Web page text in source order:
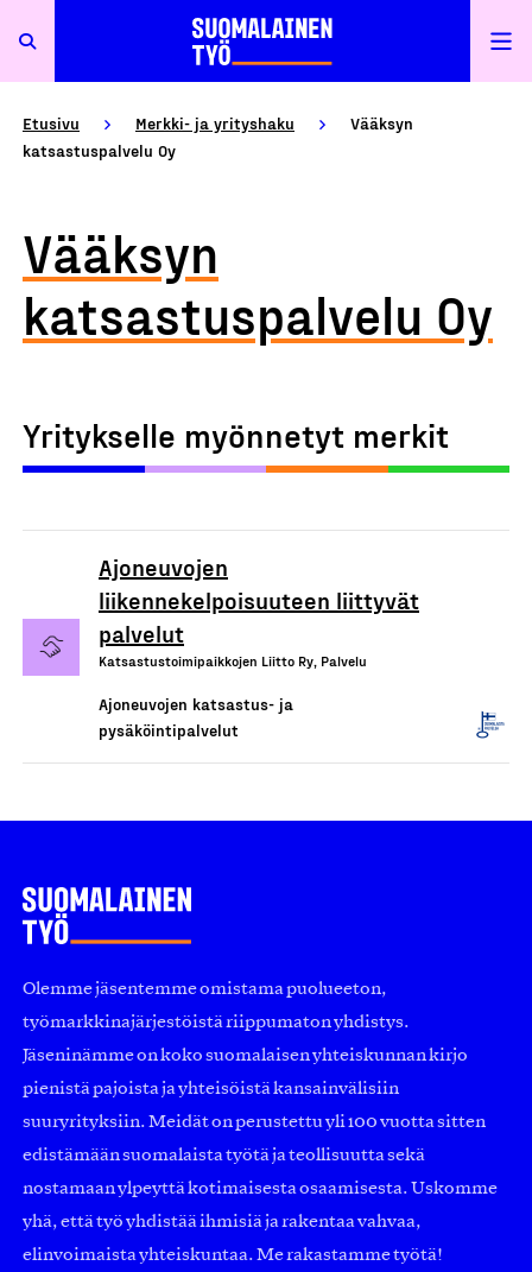
Etusivu Merkki- ja yrityshaku
Vääksyn
katsastuspalvelu Oy
Vääksyn
katsastuspalvelu Oy
Yritykselle myönnetyt merkit
Ajoneuvojen
liikennekelpoisuuteen liittyvät
palvelut
Katsastustoimipaikkojen Liitto Ry, Palvelu
Ajoneuvojen katsastus- ja
pysäköintipalvelut
Olemme jäsentemme omistama puolueeton,
työmarkkinajärjestöistä riippumaton yhdistys.
Jäseninämme on koko suomalaisen yhteiskunnan kirjo
pienistä pajoista ja yhteisöistä kansainvälisiin
suuryrityksiin. Meidät on perustettu yli 100 vuotta sitten
edistämään suomalaista työtä ja teollisuutta sekä
nostamaan ylpeyttä kotimaisesta osaamisesta. Uskomme
yhä, että työ yhdistää ihmisiä ja rakentaa vahvaa,
elinvoimaista yhteiskuntaa. Me rakastamme työtä!